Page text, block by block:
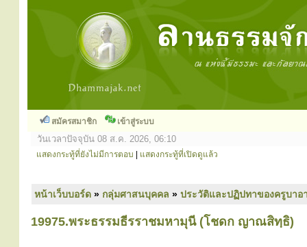
สมัครสมาชิก เข้าสู่ระบบ
วันเวลาปัจจุบัน 08 ส.ค. 2026, 06:10
แสดงกระทู้ที่ยังไม่มีการตอบ แสดงกระทู้ที่เปิดดูแล้ว
หน้าเว็บบอร์ด » กลุ่มศาสนบุคคล » ประวัติและปฏิปทาของครูบาอ
19975.พระธรรมธีรราชมหามุนี (โชดก ญาณสิทฺธิ)